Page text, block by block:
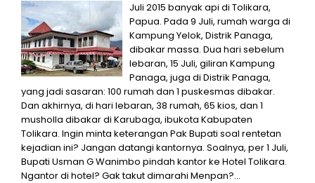
Juli 2015 banyak api di Tolikara,
Papua. Pada 9 Juli, rumah warga di
Kampung Yelok, Distrik Panaga,
dibakar massa. Dua hari sebelum
lebaran, 15 Juli, giliran Kampung
Panaga, juga di Distrik Panaga,
yang jadi sasaran: 100 rumah dan 1 puskesmas dibakar.
Dan akhirnya, di hari lebaran, 38 rumah, 65 kios, dan 1
musholla dibakar di Karubaga, ibukota Kabupaten
Tolikara. Ingin minta keterangan Pak Bupati soal rentetan
kejadian ini? Jangan datangi kantornya. Soalnya, per 1 Juli,
Bupati Usman G Wanimbo pindah kantor ke Hotel Tolikara.
Ngantor di hotel? Gak takut dimarahi Menpan?...